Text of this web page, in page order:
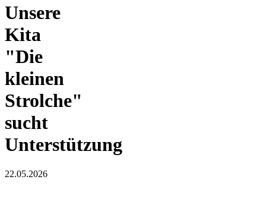
Unsere
Kita
"Die
kleinen
Strolche"
sucht
Unterstützung
22.05.2026